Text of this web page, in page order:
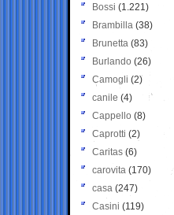
Bossi (1.221)
Brambilla (38)
Brunetta (83)
Burlando (26)
Camogli (2)
canile (4)
Cappello (8)
Caprotti (2)
Caritas (6)
carovita (170)
casa (247)
Casini (119)